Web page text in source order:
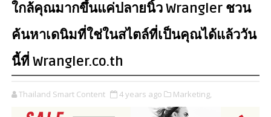
ใกล้คุณมากขึ้นแค่ปลายนิ้ว Wrangler ชวน
ค้นหาเดนิมที่ใช่ในสไตล์ที่เป็นคุณได้แล้ววัน
นี้ที่ Wrangler.co.th
Thailand Smart Content 4 years ago Marketing,